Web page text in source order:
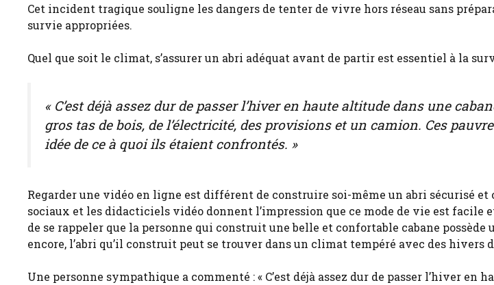
Cet incident tragique souligne les dangers de tenter de vivre hors réseau sans
survie appropriées.
Quel que soit le climat, s’assurer un abri adéquat avant de partir est essentiel à la
« C’est déjà assez dur de passer l’hiver en haute altitude dans une
gros tas de bois, de l’électricité, des provisions et un camion. Ces
idée de ce à quoi ils étaient confrontés. »
Regarder une vidéo en ligne est différent de construire soi-même un abri sécurisé et
sociaux et les didacticiels vidéo donnent l’impression que ce mode de vie est facile
de se rappeler que la personne qui construit une belle et confortable cabane possède
encore, l’abri qu’il construit peut se trouver dans un climat tempéré avec des hivers
Une personne sympathique a commenté : « C’est déjà assez dur de passer l’hiver en